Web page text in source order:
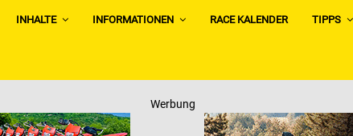
INHALTE INFORMATIONEN RACE KALENDER TIPPS
Werbung